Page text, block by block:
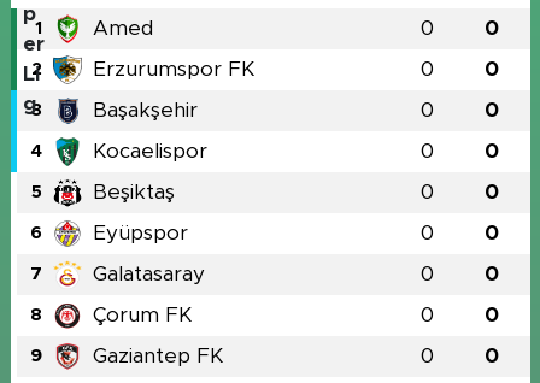
1 Amed 0 0
2 Erzurumspor FK 0 0
3 Başakşehir 0 0
4 Kocaelispor 0 0
5 Beşiktaş 0 0
6 Eyüpspor 0 0
7 Galatasaray 0 0
8 Çorum FK 0 0
9 Gaziantep FK 0 0